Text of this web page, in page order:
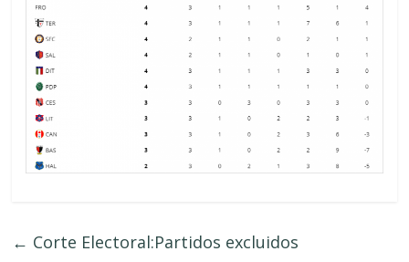
← Corte Electoral:Partidos excluidos